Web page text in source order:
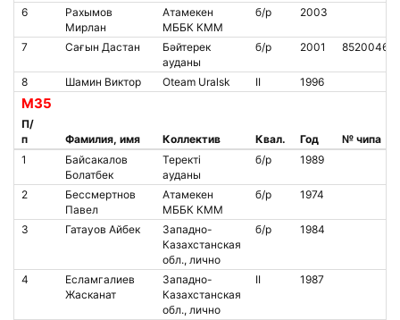
6
Рахымов
Мирлан
Атамекен
МББК КММ
б/р 2003
7 Сағын Дастан
Бәйтерек
ауданы
б/р 2001 8520046
8 Шамин Виктор Oteam Uralsk II 1996
М35
П/
п
Фамилия, имя Коллектив Квал. Год
№ чипа
1
Байсакалов
Болатбек
Теректі
ауданы
б/р 1989
2
Бессмертнов
Павел
Атамекен
МББК КММ
б/р 1974
3 Гатауов Айбек
Западно-
Казахстанская
обл., лично
б/р 1984
4
Есламгалиев
Жасканат
Западно-
Казахстанская
обл., лично
II 1987